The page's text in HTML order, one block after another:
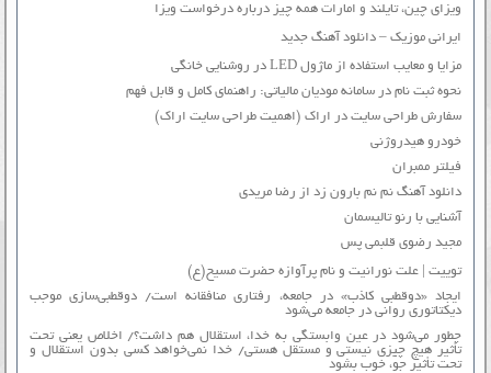
ویزای چین، تایلند و امارات همه چیز درباره درخواست ویزا
ایرانی موزیک – دانلود آهنگ جدید
مزایا و معایب استفاده از ماژول LED در روشنایی خانگی
نحوه ثبت نام در سامانه مودیان مالیاتی: راهنمای کامل و قابل فهم
سفارش طراحی سایت در اراک (اهمیت طراحی سایت اراک)
خودرو هیدروژنی
فیلتر ممبران
دانلود آهنگ نم نم بارون زد از رضا مریدی
آشنایی با رنو تالیسمان
مجید رضوی قلبمی پس
توییت | علت نورانیت و نام پرآوازه حضرت مسیح(ع)
ایجاد «دوقطبی کاذب» در جامعه، رفتاری منافقانه است/ دوقطبی‌سازی موجب
دیکتاتوری روانی در جامعه می‌شود
چطور می‌شود در عین وابستگی به خدا، استقلال هم داشت؟/ اخلاص یعنی تحت
تأثیر هیچ چیزی نیستی و مستقل هستی/ خدا نمی‌خواهد کسی بدون استقلال و
تحت تأثیر جوّ، خوب بشود